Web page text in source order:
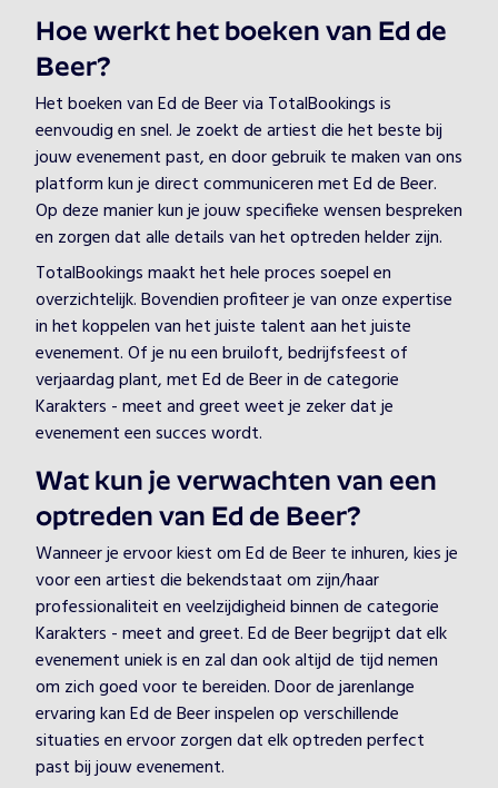
Hoe werkt het boeken van Ed de
Beer?
Het boeken van Ed de Beer via TotalBookings is
eenvoudig en snel. Je zoekt de artiest die het beste bij
jouw evenement past, en door gebruik te maken van ons
platform kun je direct communiceren met Ed de Beer.
Op deze manier kun je jouw specifieke wensen bespreken
en zorgen dat alle details van het optreden helder zijn.
TotalBookings maakt het hele proces soepel en
overzichtelijk. Bovendien profiteer je van onze expertise
in het koppelen van het juiste talent aan het juiste
evenement. Of je nu een bruiloft, bedrijfsfeest of
verjaardag plant, met Ed de Beer in de categorie
Karakters - meet and greet weet je zeker dat je
evenement een succes wordt.
Wat kun je verwachten van een
optreden van Ed de Beer?
Wanneer je ervoor kiest om Ed de Beer te inhuren, kies je
voor een artiest die bekendstaat om zijn/haar
professionaliteit en veelzijdigheid binnen de categorie
Karakters - meet and greet. Ed de Beer begrijpt dat elk
evenement uniek is en zal dan ook altijd de tijd nemen
om zich goed voor te bereiden. Door de jarenlange
ervaring kan Ed de Beer inspelen op verschillende
situaties en ervoor zorgen dat elk optreden perfect
past bij jouw evenement.